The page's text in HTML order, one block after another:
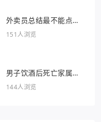
外卖员总结最不能点的
外卖
151人浏览
男子饮酒后死亡家属索
赔36万被驳回
144人浏览